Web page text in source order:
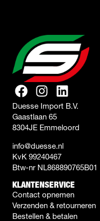
Duesse Import B.V.
Gaastlaan 65
8304JE Emmeloord
info@duesse.nl
KvK 99240467
Btw-nr NL868890765B01
KLANTENSERVICE
Contact opnemen
Verzenden & retourneren
Bestellen & betalen